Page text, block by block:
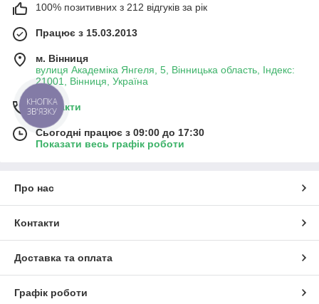
100% позитивних з 212 відгуків за рік
Працює з 15.03.2013
м. Вінниця
вулиця Академіка Янгеля, 5, Вінницька область, Індекс:
21001, Вінниця, Україна
Контакти
Сьогодні працює з 09:00 до 17:30
Показати весь графік роботи
Про нас
Контакти
Доставка та оплата
Графік роботи
КНОПКА
ЗВ'ЯЗКУ